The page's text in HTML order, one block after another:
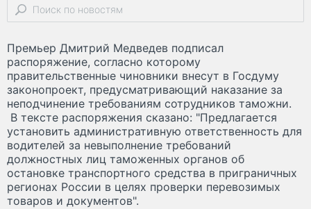
Премьер Дмитрий Медведев подписал
распоряжение, согласно которому
правительственные чиновники внесут в Госдуму
законопроект, предусматривающий наказание за
неподчинение требованиям сотрудников таможни.
В тексте распоряжения сказано: "Предлагается
установить административную ответственность для
водителей за невыполнение требований
должностных лиц таможенных органов об
остановке транспортного средства в приграничных
регионах России в целях проверки перевозимых
товаров и документов".